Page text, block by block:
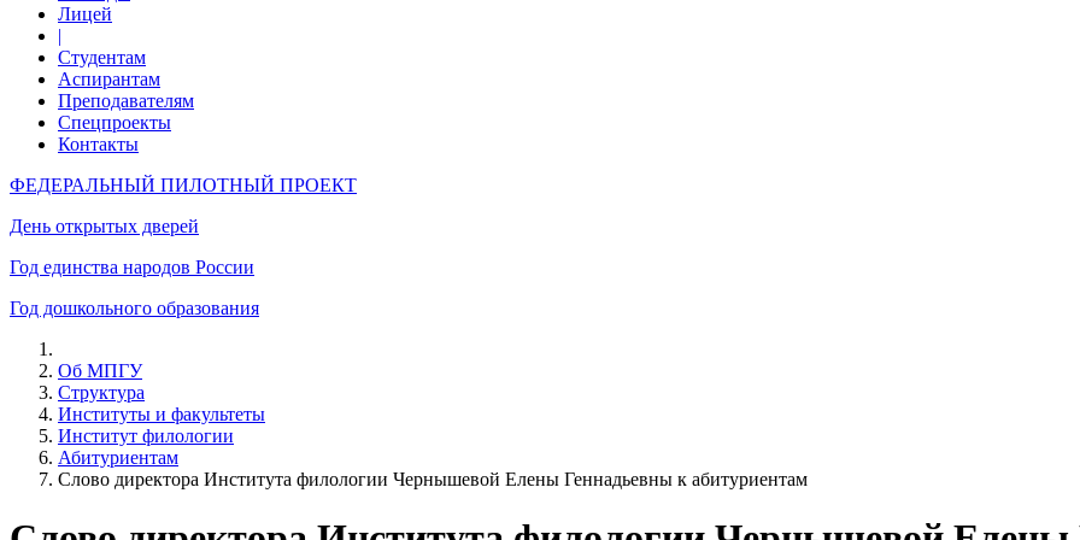
Лицей
|
Студентам
Аспирантам
Преподавателям
Спецпроекты
Контакты
ФЕДЕРАЛЬНЫЙ ПИЛОТНЫЙ ПРОЕКТ
День открытых дверей
Год единства народов России
Год дошкольного образования
Об МПГУ
Структура
Институты и факультеты
Институт филологии
Абитуриентам
Слово директора Института филологии Чернышевой Елены Геннадьевны к абитуриентам